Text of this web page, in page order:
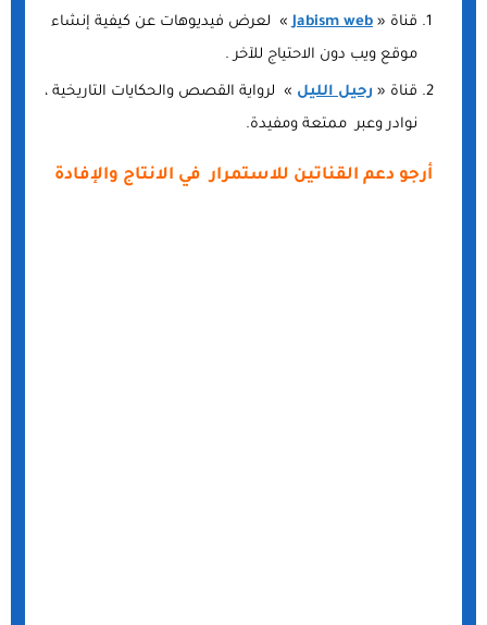
قناة « Jabism web » لعرض فيديوهات عن كيفية إنشاء
موقع ويب دون الاحتياج للآخر .
قناة « رحيل الليل » لرواية القصص والحكايات التاريخية ،
نوادر وعبر ممتعة ومفيدة.
أرجو دعم القناتين للاستمرار في الانتاج والإفادة